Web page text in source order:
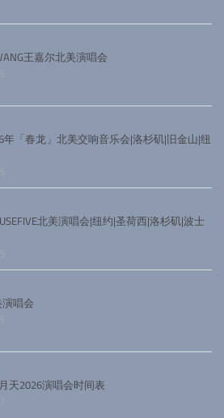
王嘉尔北美演唱会
年「春龙」北美交响音乐会|洛杉矶|旧金山|纽
北美演唱会|纽约|圣荷西|洛杉矶|波士
唱会
天2026演唱会时间表